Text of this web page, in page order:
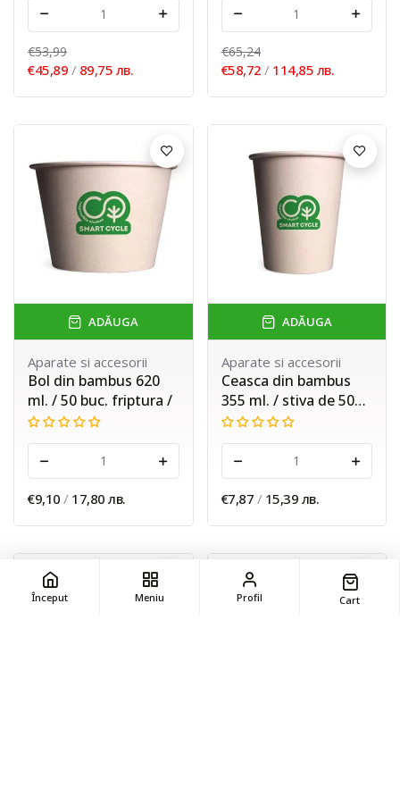
€53,99
€45,89 / 89,75 лв.
€65,24
€58,72 / 114,85 лв.
ADĂUGA
Aparate si accesorii
Bol din bambus 620
ml. / 50 buc. friptura /
€9,10 / 17,80 лв.
ADĂUGA
Aparate si accesorii
Ceasca din bambus
355 ml. / stiva de 50
buc. /
€7,87 / 15,39 лв.
Început Meniu Profil Cart